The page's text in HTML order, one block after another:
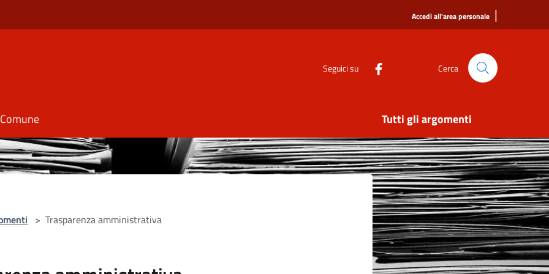
Accedi all'area personale |
Seguici su Cerca
Tutti gli argomenti
> Trasparenza amministrativa